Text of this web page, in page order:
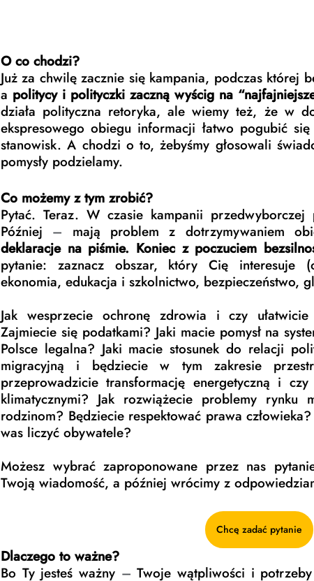
O co chodzi?
Już za chwilę zacznie się kampania, podczas której
a politycy i polityczki zaczną wyścig na
działa polityczna retoryka, ale wiemy też, że w
ekspresowego obiegu informacji łatwo pogubić
stanowisk. A chodzi o to, żebyśmy głosowali
pomysły podzielamy.
Co możemy z tym zrobić?
Pytać. Teraz. W czasie kampanii
Później – mają problem z dotrzymywaniem
deklaracje na piśmie. Koniec z poczuciem
pytanie: zaznacz obszar, który Cię interesuje
ekonomia, edukacja i szkolnictwo, bezpieczeństwo,
Jak wesprzecie ochronę zdrowia i czy
Zajmiecie się podatkami? Jaki macie pomysł na
Polsce legalna? Jaki macie stosunek do relacji
migracyjną i będziecie w tym zakresie
przeprowadzicie transformację energetyczną i
klimatycznymi? Jak rozwiążecie problemy rynku
rodzinom? Będziecie respektować prawa
was liczyć obywatele?
Możesz wybrać zaproponowane przez nas
Twoją wiadomość, a później wrócimy z
Chcę zadać pytanie
Dlaczego to ważne?
Bo Ty jesteś ważny – Twoje wątpliwości i